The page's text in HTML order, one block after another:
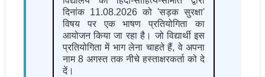
दिनांक 11.08.2026 को 'सड़क सुरक्षा'
विषय पर एक भाषण प्रतियोगिता का
आयोजन किया जा रहा है। जो विद्यार्थी इस
प्रतियोगिता में भाग लेना चाहते हैं, वे अपना
नाम 8 अगस्त तक नीचे हस्ताक्षरकर्ता को दे
दें।